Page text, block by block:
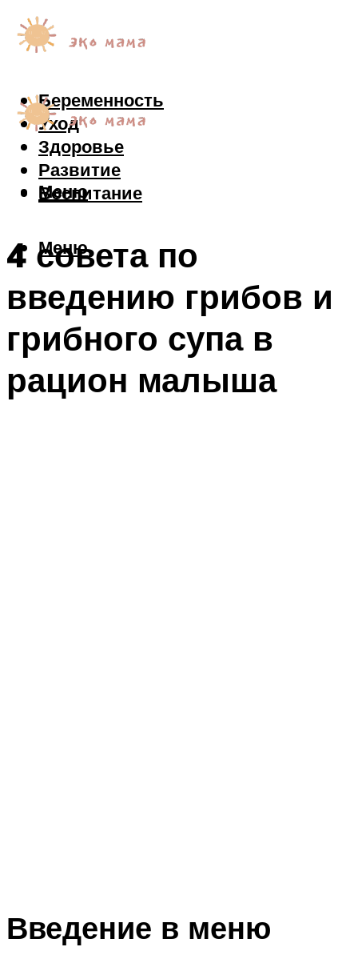
Беременность
Уход
Здоровье
Развитие
Воспитание
Меню
Меню
4 совета по
введению грибов и
грибного супа в
рацион малыша
Введение в меню